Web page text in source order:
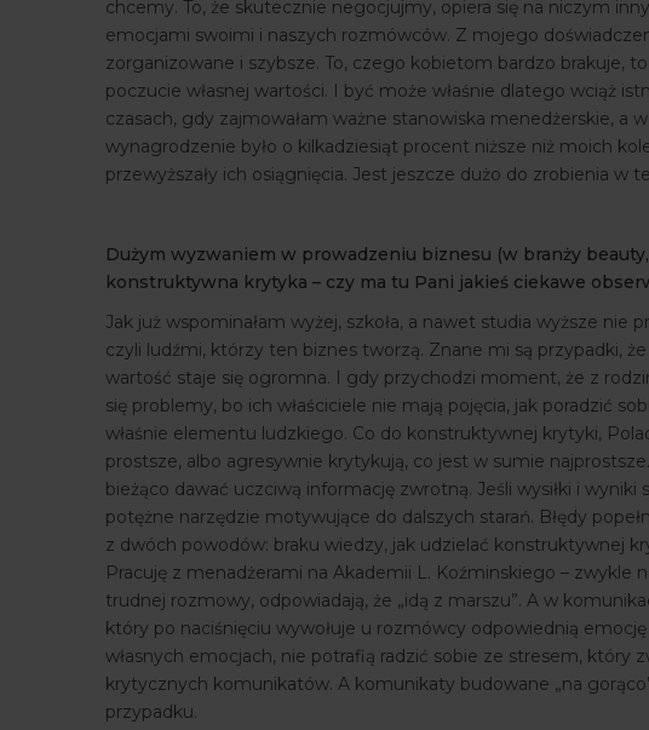
chcemy. To, że skutecznie negocjujmy, opiera się na niczym
emocjami swoimi i naszych rozmówców. Z mojego
zorganizowane i szybsze. To, czego kobietom bardzo brakuje,
poczucie własnej wartości. I być może właśnie dlatego wciąż
czasach, gdy zajmowałam ważne stanowiska menedżerskie, a
wynagrodzenie było o kilkadziesiąt procent niższe niż moich
przewyższały ich osiągnięcia. Jest jeszcze dużo do zrobienia w
Dużym wyzwaniem w prowadzeniu biznesu (w branży
konstruktywna krytyka – czy ma tu Pani jakieś ciekawe
Jak już wspominałam wyżej, szkoła, a nawet studia wyższe nie
czyli ludźmi, którzy ten biznes tworzą. Znane mi są przypadki,
wartość staje się ogromna. I gdy przychodzi moment, że z
się problemy, bo ich właściciele nie mają pojęcia, jak poradzić
właśnie elementu ludzkiego. Co do konstruktywnej krytyki,
prostsze, albo agresywnie krytykują, co jest w sumie
bieżąco dawać uczciwą informację zwrotną. Jeśli wysiłki i
potężne narzędzie motywujące do dalszych starań. Błędy
z dwóch powodów: braku wiedzy, jak udzielać konstruktywnej
Pracuję z menadżerami na Akademii L. Koźminskiego – zwykle
trudnej rozmowy, odpowiadają, że „idą z marszu”. A w
który po naciśnięciu wywołuje u rozmówcy odpowiednią
własnych emocjach, nie potrafią radzić sobie ze stresem, który
krytycznych komunikatów. A komunikaty budowane „na
przypadku.